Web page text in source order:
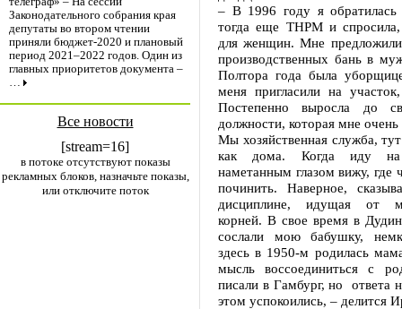
Законодательного собрания края
депутаты во втором чтении
приняли бюджет-2020 и плановый
период 2021–2022 годов. Один из
главных приоритетов документа –
…
Все новости
[stream=16]
в потоке отсутствуют показы
рекламных блоков, назначьте показы,
или отключите поток
– В 1996 году я обратилась
тогда еще ТНРМ и спросила,
для женщин. Мне
производственных бань в
Полтора года была
меня пригласили на
Постепенно выросла до
должности, которая мне очень
Мы хозяйственная служба,
как дома. Когда иду
наметанным глазом вижу, где
починить. Наверное,
дисциплине, идущая от
корней. В свое время в
сослали мою бабушку,
здесь в 1950-м родилась
мысль воссоединиться с
писали в Гамбург, но ответа
этом успокоились, – делится